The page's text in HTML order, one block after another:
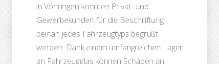
in Vöhringen konnten Privat- und
Gewerbekunden für die Beschriftung
beinah jedes Fahrzeugtyps begrüßt
werden. Dank einem umfangreichen Lager
an Fahrzeugglas können Schäden an